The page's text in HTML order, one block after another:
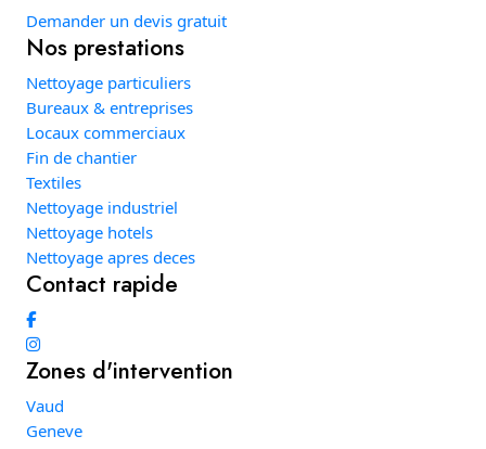
Demander un devis gratuit
Nos prestations
Nettoyage particuliers
Bureaux & entreprises
Locaux commerciaux
Fin de chantier
Textiles
Nettoyage industriel
Nettoyage hotels
Nettoyage apres deces
Contact rapide
Zones d'intervention
Vaud
Geneve